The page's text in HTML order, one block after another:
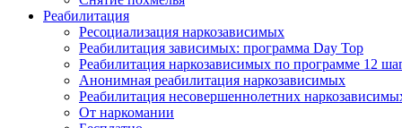
Реабилитация
Ресоциализация наркозависимых
Реабилитация зависимых: программа Day Top
Реабилитация наркозависимых по программе 12
Анонимная реабилитация наркозависимых
Реабилитация несовершеннолетних
От наркомании